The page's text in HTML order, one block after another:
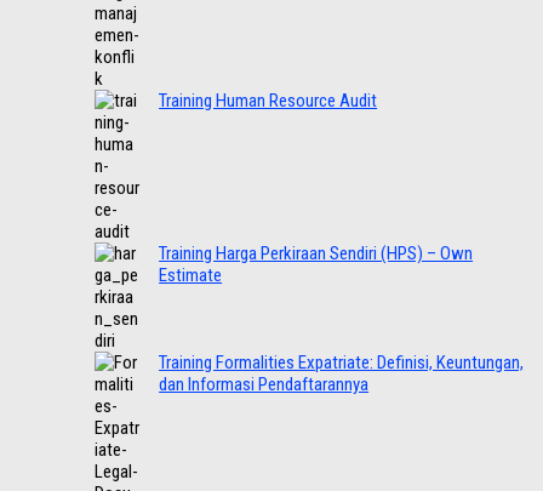
Training Human Resource Audit
Training Harga Perkiraan Sendiri (HPS) – Own
Estimate
Training Formalities Expatriate: Definisi, Keuntungan,
dan Informasi Pendaftarannya